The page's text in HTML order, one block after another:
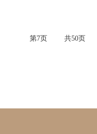
第7页 共50页